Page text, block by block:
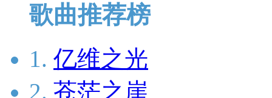
歌曲推荐榜
1. 亿维之光
2. 苍茫之崖